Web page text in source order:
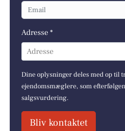
Adresse *
Adresse
Dine oplysninger deles med op til
ejendomsmæglere, som
salgsvurdering.
Bliv kontaktet